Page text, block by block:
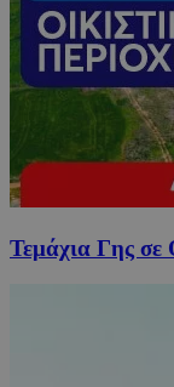
Τεμάχια Γης σε